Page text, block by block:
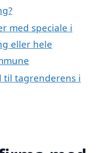
med speciale i
eller hele
til tagrenderens i